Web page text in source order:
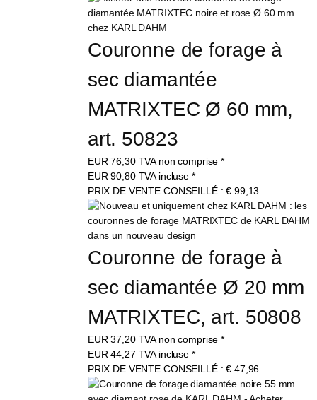
Couronne de forage à
sec diamantée
MATRIXTEC Ø 60 mm,
art. 50823
EUR76,30 TVA non comprise *
EUR90,80 TVA incluse *
PRIX DE VENTE CONSEILLÉ :€ 99,13
Couronne de forage à
sec diamantée Ø 20 mm
MATRIXTEC, art. 50808
EUR37,20 TVA non comprise *
EUR44,27 TVA incluse *
PRIX DE VENTE CONSEILLÉ :€ 47,96